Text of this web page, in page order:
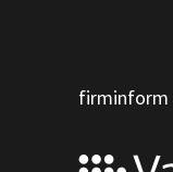
firminform